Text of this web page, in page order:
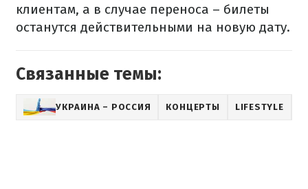
клиентам, а в случае переноса – билеты
останутся действительными на новую дату.
Связанные темы:
УКРАИНА – РОССИЯ КОНЦЕРТЫ LIFESTYLE